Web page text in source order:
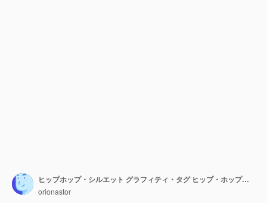
ヒップホップ・シルエット グラフィティ・タグ ヒップ・ホップ・ストリート・アート タイポグラフィー イラスト
orionastor